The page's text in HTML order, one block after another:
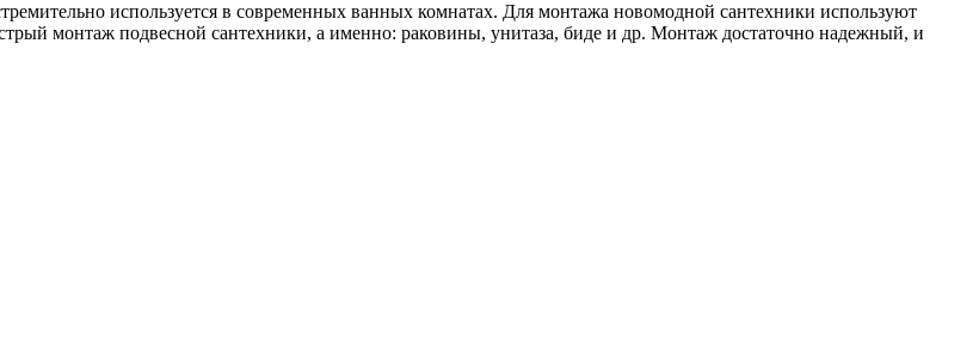
используется в современных ванных комнатах. Для монтажа новомодной сантехники используют
монтаж подвесной сантехники, а именно: раковины, унитаза, биде и др. Монтаж достаточно надежный, и